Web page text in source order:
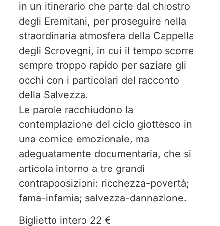
in un itinerario che parte dal chiostro
degli Eremitani, per proseguire nella
straordinaria atmosfera della Cappella
degli Scrovegni, in cui il tempo scorre
sempre troppo rapido per saziare gli
occhi con i particolari del racconto
della Salvezza.
Le parole racchiudono la
contemplazione del ciclo giottesco in
una cornice emozionale, ma
adeguatamente documentaria, che si
articola intorno a tre grandi
contrapposizioni: ricchezza-povertà;
fama-infamia; salvezza-dannazione.
Biglietto intero 22 €